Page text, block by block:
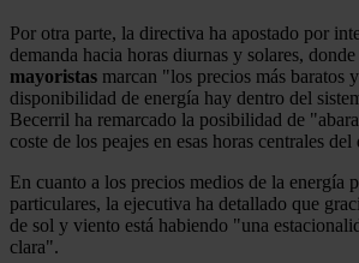
Por otra parte, la directiva ha apostado por
demanda hacia horas diurnas y solares,
mayoristas marcan "los precios más baratos
disponibilidad de energía hay dentro del
Becerril ha remarcado la posibilidad de
coste de los peajes en esas horas centrales del
En cuanto a los precios medios de la energía
particulares, la ejecutiva ha detallado que
de sol y viento está habiendo "una
clara".